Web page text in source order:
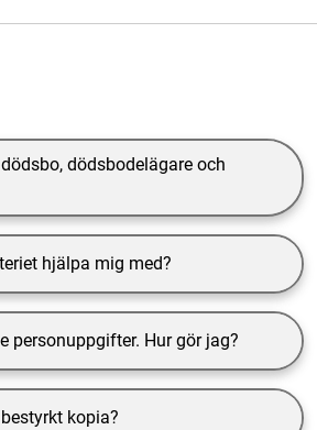
dödsbodelägare och
hjälpa mig med?
personuppgifter. Hur gör jag?
kopia?